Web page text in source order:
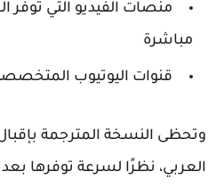
منصات الفيديو التي توفر
مباشرة
قنوات اليوتيوب المتخصصة
وتحظى النسخة المترجمة
العربي، نظرًا لسرعة توفرها